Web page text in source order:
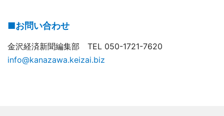
■お問い合わせ
金沢経済新聞編集部 TEL 050-1721-7620
info@kanazawa.keizai.biz